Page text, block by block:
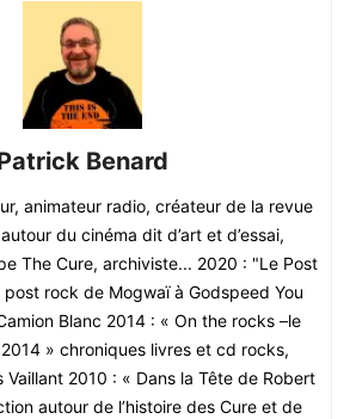
Benard
animateur radio, créateur de la revue
du cinéma dit d’art et d’essai,
The Cure, archiviste... 2020 : "Le Post
post rock de Mogwaï à Godspeed You
Blanc 2014 : « On the rocks –le
» chroniques livres et cd rocks,
Vaillant 2010 : « Dans la Tête de Robert
autour de l’histoire des Cure et de